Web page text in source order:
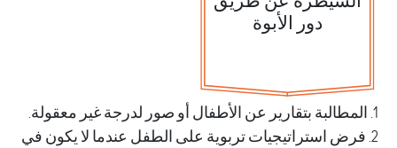
دور الأبوة
استراتيجيات تربوية على الطفل عندما لا يكون في